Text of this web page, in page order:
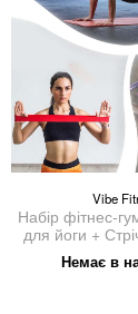
Vibe
Набір фітнес-
для йоги +
Немає в